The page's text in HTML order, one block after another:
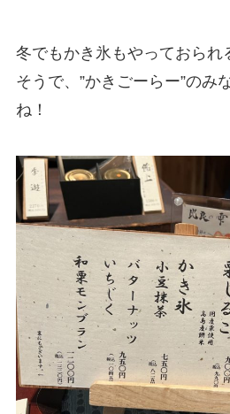
冬でもかき氷もやっておられ
そうで、”かきごーらー”のみ
ね！